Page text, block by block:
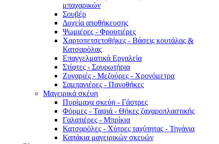
μπαχαρικών
Σουβέρ
Δοχεία αποθήκευσης
Ψωμιέρες - Φρουτιέρες
Χαρτοπετσετοθήκες - Βάσεις κουτάλας &
Κατσαρόλας
Επαγγελματικά Εργαλεία
Στίφτες - Σουρωτήρια
Ζυγαριές - Μεζούρες - Χρονόμετρα
Σαμπανιέρες - Παγοθήκες
Μαγειρικά σκέυη
Πυρίμαχα σκεύη - Γάστρες
Φόρμες - Ταψιά - Θήκες ζαχαροπλαστικής
Γαλατιέρες - Μπρίκια
Κατσαρόλες - Χύτρες ταχύτητας - Τηγάνια
Καπάκια μαγειρικών σκευών